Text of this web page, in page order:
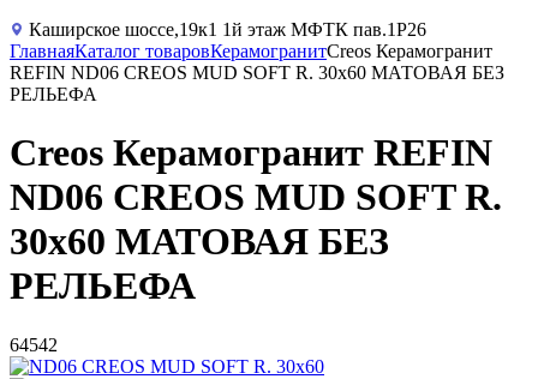
Каширское шоссе,19к1 1й этаж МФТК пав.1Р26
ГлавнаяКаталог товаровКерамогранитCreos Керамогранит
REFIN ND06 CREOS MUD SOFT R. 30x60 МАТОВАЯ БЕЗ
РЕЛЬЕФА
Creos Керамогранит REFIN
ND06 CREOS MUD SOFT R.
30x60 МАТОВАЯ БЕЗ
РЕЛЬЕФА
64542